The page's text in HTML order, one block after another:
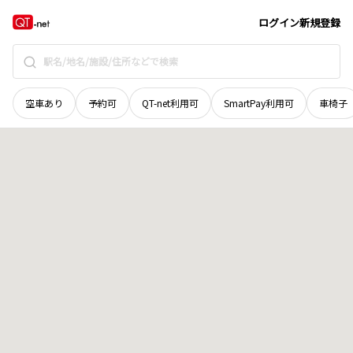
ログイン新規登録
空車あり 予約可 QT-net利用可 SmartPay利用可 車椅子
岡山県